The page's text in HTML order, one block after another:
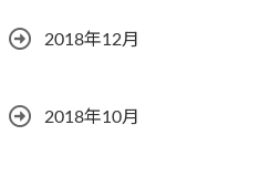
2018年12月
2018年10月